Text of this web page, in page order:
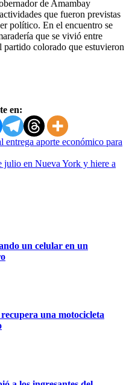
de Amambay
que fueron previstas
político. En el encuentro se
que se vivió entre
partido colorado que estuvieron
en:
entrega aporte económico para
julio en Nueva York y hiere a
un celular en un
una motocicleta